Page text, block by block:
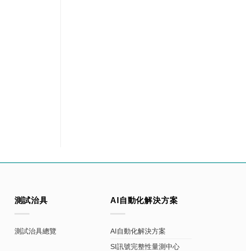
測試治具
測試治具總覽
AI自動化解決方案
AI自動化解決方案
SI訊號完整性量測中心